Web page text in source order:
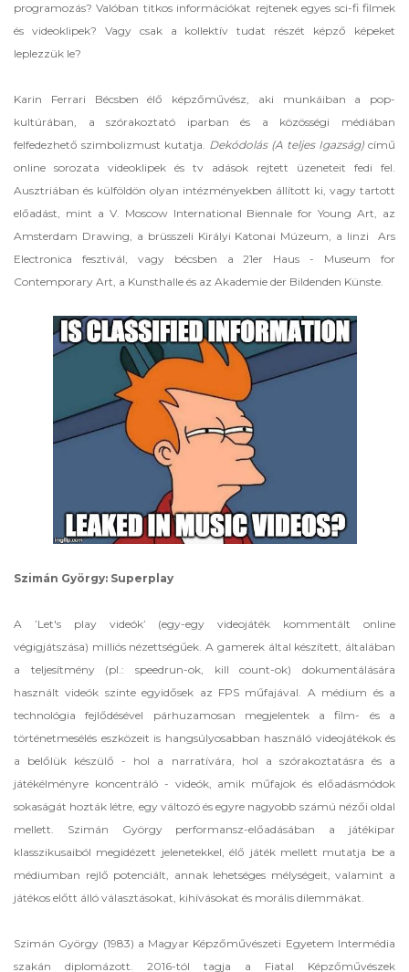
programozás? Valóban titkos információkat rejtenek egyes sci-fi filmek
és videoklipek? Vagy csak a kollektív tudat részét képző képeket
leplezzük le?
Karin Ferrari Bécsben élő képzőművész, aki munkáiban a pop-
kultúrában, a szórakoztató iparban és a közösségi médiában
felfedezhető szimbolizmust kutatja. Dekódolás (A teljes Igazság) című
online sorozata videoklipek és tv adások rejtett üzeneteit fedi fel.
Ausztriában és külföldön olyan intézményekben állított ki, vagy tartott
előadást, mint a V. Moscow International Biennale for Young Art, az
Amsterdam Drawing, a brüsszeli Királyi Katonai Múzeum, a linzi Ars
Electronica fesztivál, vagy bécsben a 21er Haus - Museum for
Contemporary Art, a Kunsthalle és az Akademie der Bildenden Künste.
Szimán György: Superplay
A ’Let's play videók’ (egy-egy videojáték kommentált online
végigjátszása) milliós nézettségűek. A gamerek által készített, általában
a teljesítmény (pl.: speedrun-ok, kill count-ok) dokumentálására
használt videók szinte egyidősek az FPS műfajával. A médium és a
technológia fejlődésével párhuzamosan megjelentek a film- és a
történetmesélés eszközeit is hangsúlyosabban használó videojátékok és
a belőlük készülő - hol a narratívára, hol a szórakoztatásra és a
játékélményre koncentráló - videók, amik műfajok és előadásmódok
sokaságát hozták létre, egy változó és egyre nagyobb számú nézői oldal
mellett. Szimán György performansz-előadásában a játékipar
klasszikusaiból megidézett jelenetekkel, élő játék mellett mutatja be a
médiumban rejlő potenciált, annak lehetséges mélységeit, valamint a
játékos előtt álló választásokat, kihívásokat és morális dilemmákat.
Szimán György (1983) a Magyar Képzőművészeti Egyetem Intermédia
szakán diplomázott. 2016-tól tagja a Fiatal Képzőművészek